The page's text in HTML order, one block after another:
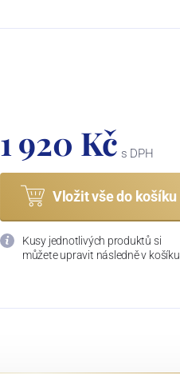
1 920 Kč s DPH
Vložit vše do košíku
Kusy jednotlivých produktů si
můžete upravit následně v košíku